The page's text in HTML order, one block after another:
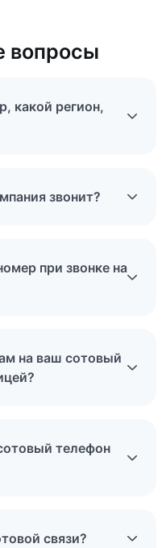
вопросы
какой регион,
звонит?
при звонке на
на ваш сотовый
телефон
связи?